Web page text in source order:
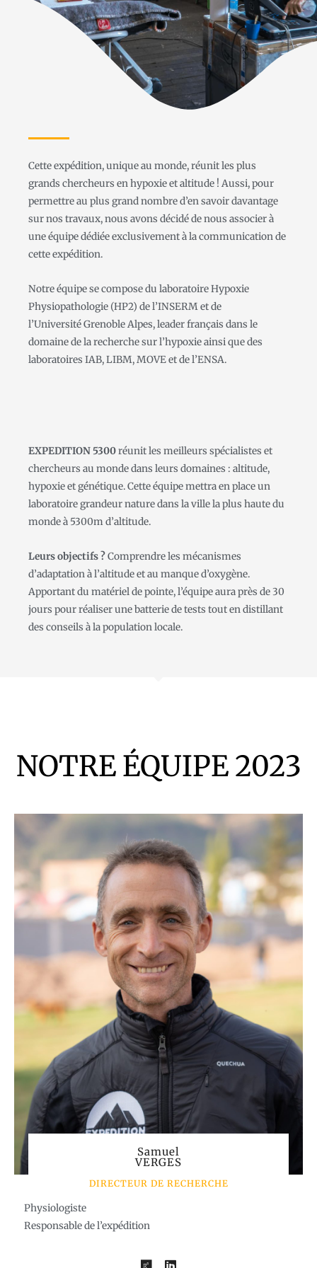
Cette expédition, unique au monde, réunit les plus
grands chercheurs en hypoxie et altitude ! Aussi, pour
permettre au plus grand nombre d’en savoir davantage
sur nos travaux, nous avons décidé de nous associer à
une équipe dédiée exclusivement à la communication de
cette expédition.
Notre équipe se compose du laboratoire Hypoxie
Physiopathologie (HP2) de l’INSERM et de
l’Université Grenoble Alpes, leader français dans le
domaine de la recherche sur l’hypoxie ainsi que des
laboratoires IAB, LIBM, MOVE et de l’ENSA.
EXPEDITION 5300réunit les meilleurs spécialistes et
chercheurs au monde dans leurs domaines : altitude,
hypoxie et génétique. Cette équipe mettra en place un
laboratoire grandeur nature dans la ville la plus haute du
monde à 5300m d’altitude.
Leurs objectifs ?Comprendre les mécanismes
d’adaptation à l’altitude et au manque d’oxygène.
Apportant du matériel de pointe, l’équipe aura près de 30
jours pour réaliser une batterie de tests tout en distillant
des conseils à la population locale.
NOTRE ÉQUIPE 2023
Samuel
VERGES
DIRECTEUR DE RECHERCHE
Physiologiste
Responsable de l’expédition
R L